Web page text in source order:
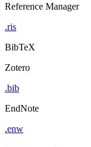
Reference Manager
.ris
BibTeX
Zotero
.bib
EndNote
.enw